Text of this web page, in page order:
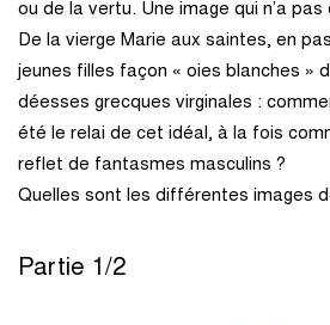
ou de la vertu. Une image qui n’a
De la vierge Marie aux saintes, en
jeunes filles façon « oies blanches »
déesses grecques virginales :
été le relai de cet idéal, à la fois
reflet de fantasmes masculins ?
Quelles sont les différentes images
Partie 1/2